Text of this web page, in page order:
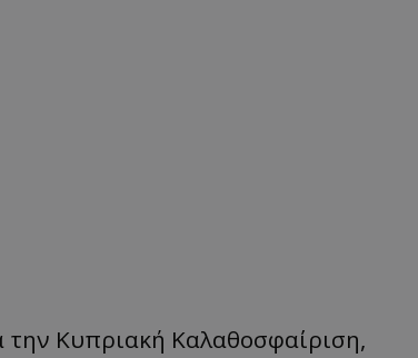
την Κυπριακή Καλαθοσφαίριση,